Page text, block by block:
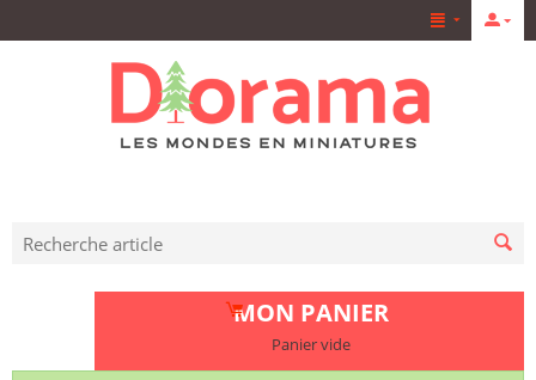
MON PANIER
Panier vide